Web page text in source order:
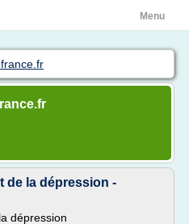
Menu
de la dépression -
dépression